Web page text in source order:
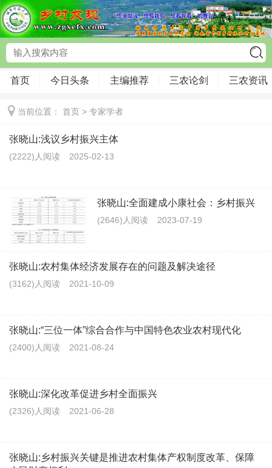
首页 今日头条 主编推荐 三农论剑 三农资讯
当前位置： 首页 > 专家学者
张晓山:浅议乡村振兴主体
(2222)人阅读 2025-02-13
张晓山:全面建成小康社会：乡村振兴
(2646)人阅读 2023-07-19
张晓山:农村集体经济发展存在的问题及解决途径
(3162)人阅读 2021-10-09
张晓山:“三位一体”综合合作与中国特色农业农村现代化
(2400)人阅读 2021-08-24
张晓山:深化改革促进乡村全面振兴
(2326)人阅读 2021-06-28
张晓山:乡村振兴关键是推进农村集体产权制度改革、保障